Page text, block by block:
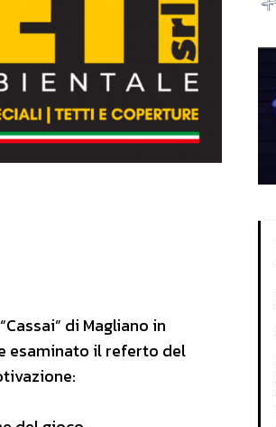
di Magliano in
esaminato il referto del